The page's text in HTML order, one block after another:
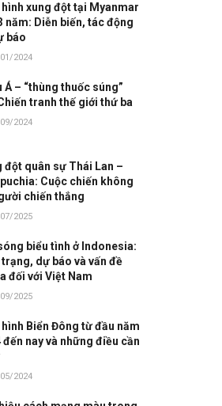
xung đột tại Myanmar
năm: Diễn biến, tác động
báo
2024
Á – “thùng thuốc súng”
tranh thế giới thứ ba
2024
đột quân sự Thái Lan –
Cuộc chiến không
chiến thắng
2025
biểu tình ở Indonesia:
dự báo và vấn đề
đối với Việt Nam
2025
Biển Đông từ đầu năm
đến nay và những điều cần
2024